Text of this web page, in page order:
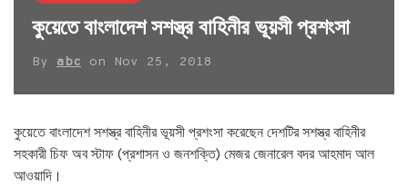
কুয়েতে বাংলাদেশ সশস্ত্র বাহিনীর ভূয়সী প্রশংসা
By abc on Nov 25, 2018
কুয়েতে বাংলাদেশ সশস্ত্র বাহিনীর ভূয়সী প্রশংসা করেছেন দেশটির সশস্ত্র বাহিনীর
সহকারী চিফ অব স্টাফ (প্রশাসন ও জনশক্তি) মেজর জেনারেল বদর আহমাদ আল
আওয়াদি।